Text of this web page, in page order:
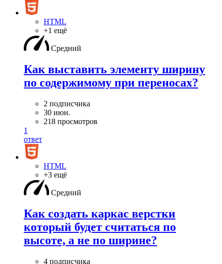
HTML
+1 ещё
Средний
Как выставить элементу ширину
по содержимому при переносах?
2 подписчика
30 июн.
218 просмотров
1
ответ
HTML
+3 ещё
Средний
Как создать каркас верстки
который будет считаться по
высоте, а не по ширине?
4 подписчика